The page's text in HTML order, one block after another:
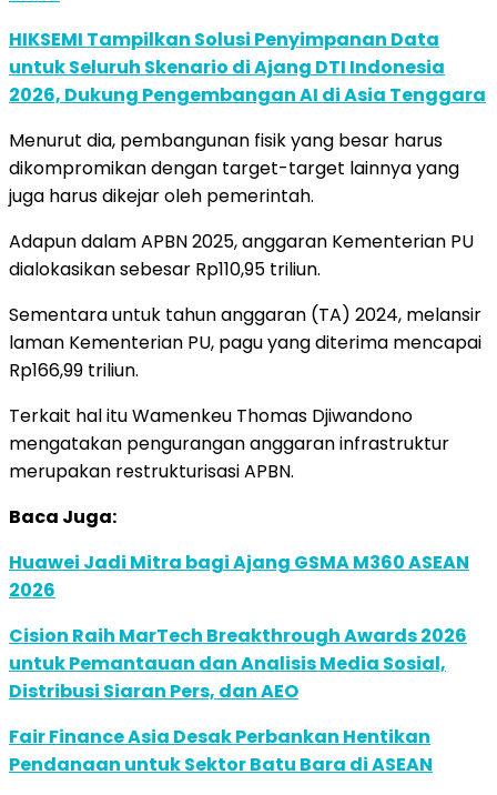
HIKSEMI Tampilkan Solusi Penyimpanan Data
untuk Seluruh Skenario di Ajang DTI Indonesia
2026, Dukung Pengembangan AI di Asia Tenggara
Menurut dia, pembangunan fisik yang besar harus
dikompromikan dengan target-target lainnya yang
juga harus dikejar oleh pemerintah.
Adapun dalam APBN 2025, anggaran Kementerian PU
dialokasikan sebesar Rp110,95 triliun.
Sementara untuk tahun anggaran (TA) 2024, melansir
laman Kementerian PU, pagu yang diterima mencapai
Rp166,99 triliun.
Terkait hal itu Wamenkeu Thomas Djiwandono
mengatakan pengurangan anggaran infrastruktur
merupakan restrukturisasi APBN.
Baca Juga:
Huawei Jadi Mitra bagi Ajang GSMA M360 ASEAN
2026
Cision Raih MarTech Breakthrough Awards 2026
untuk Pemantauan dan Analisis Media Sosial,
Distribusi Siaran Pers, dan AEO
Fair Finance Asia Desak Perbankan Hentikan
Pendanaan untuk Sektor Batu Bara di ASEAN